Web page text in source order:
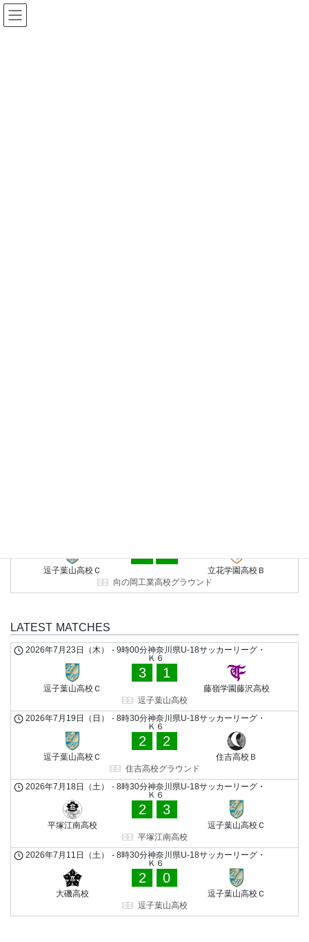
コ
ン
ナ
ビ
逗子葉山高校Ｃ
- -
立花学園高校Ｂ
向の岡工業高校グラウンド
LATEST MATCHES
神奈川県U-18サッカーリーグ・
Ｋ６
2026年7月23日（木） - 9時00分
逗子葉山高校Ｃ
3 1
藤嶺学園藤沢高校
逗子葉山高校
神奈川県U-18サッカーリーグ・
Ｋ６
2026年7月19日（日） - 8時30分
逗子葉山高校Ｃ
2 2
住吉高校Ｂ
住吉高校グラウンド
神奈川県U-18サッカーリーグ・
Ｋ６
2026年7月18日（土） - 8時30分
平塚江南高校
2 3
逗子葉山高校Ｃ
平塚江南高校
神奈川県U-18サッカーリーグ・
Ｋ６
2026年7月11日（土） - 8時30分
大磯高校
2 0
逗子葉山高校Ｃ
逗子葉山高校